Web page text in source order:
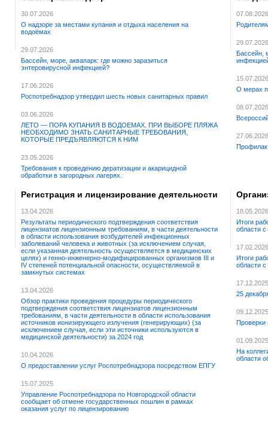
30.07.2026
О надзоре за местами купания и отдыха населения на
водоёмах
29.07.2026
Бассейн, море, аквапарк: где можно заразиться
энтеровирусной инфекцией?
17.06.2026
Роспотребнадзор утвердил шесть новых санитарных правил
03.06.2026
ЛЕТО — ПОРА КУПАНИЯ В ВОДОЕМАХ. ПРИ ВЫБОРЕ ПЛЯЖА
НЕОБХОДИМО ЗНАТЬ САНИТАРНЫЕ ТРЕБОВАНИЯ,
КОТОРЫЕ ПРЕДЪЯВЛЯЮТСЯ К НИМ
23.05.2026
Требования к проведению дератизации и акарицидной
обработки в загородных лагерях.
07.08.2026
29.07.2026
Бассейн,
15.07.2026
О мерах
08.07.2026
27.06.2026
Регистрация и лицензирование деятельности
13.04.2026
Результаты периодического подтверждения соответствия
лицензиатов лицензионным требованиям, в части деятельности
в области использования возбудителей инфекционных
заболеваний человека и животных (за исключением случая,
если указанная деятельность осуществляется в медицинских
целях) и генно-инженерно-модифицированных организмов III и
IV степеней потенциальной опасности, осуществляемой в
замкнутых системах
13.04.2026
Обзор практики проведения процедуры периодического
подтверждения соответствия лицензиатов лицензионным
требованиям, в части деятельности в области использования
источников ионизирующего излучения (генерирующих) (за
исключением случая, если эти источники используются в
медицинской деятельности) за 2024 год
10.04.2026
О предоставлении услуг Роспотребнадзора посредством ЕПГУ
15.07.2025
Управление Роспотребнадзора по Новгородской области
сообщает об отмене государственных пошлин в рамках
оказания услуг по лицензированию
18.05.2026
Итоги
области
17.02.2026
Итоги
области
17.12.2025
25
09.12.2025
01.09.2025
На
области